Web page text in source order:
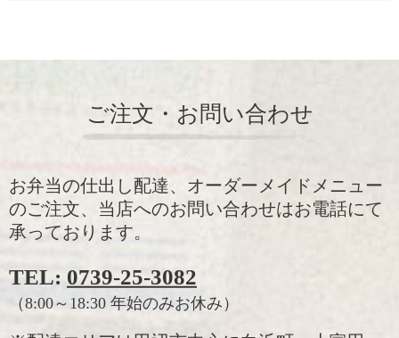
ご注文・お問い合わせ
お弁当の仕出し配達、オーダーメイドメニュー
のご注文、当店へのお問い合わせはお電話にて
承っております。
TEL: 0739-25-3082
（8:00～18:30 年始のみお休み）